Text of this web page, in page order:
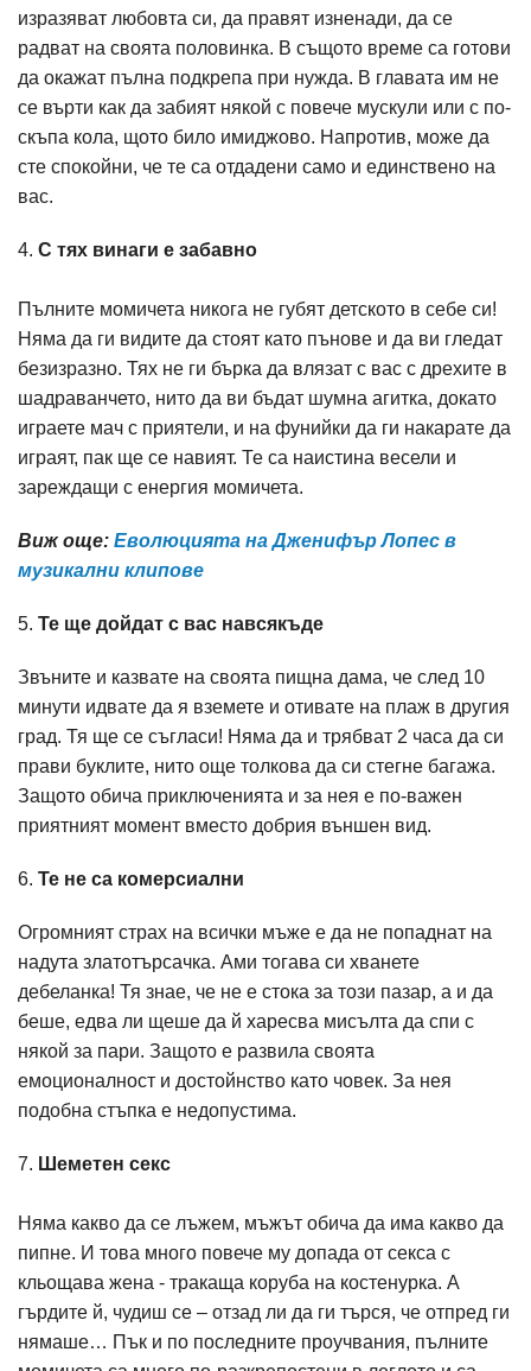
изразяват любовта си, да правят изненади, да се
радват на своята половинка. В същото време са готови
да окажат пълна подкрепа при нужда. В главата им не
се върти как да забият някой с повече мускули или с по-
скъпа кола, щото било имиджово. Напротив, може да
сте спокойни, че те са отдадени само и единствено на
вас.
4. С тях винаги е забавно
Пълните момичета никога не губят детското в себе си!
Няма да ги видите да стоят като пънове и да ви гледат
безизразно. Тях не ги бърка да влязат с вас с дрехите в
шадраванчето, нито да ви бъдат шумна агитка, докато
играете мач с приятели, и на фунийки да ги накарате да
играят, пак ще се навият. Те са наистина весели и
зареждащи с енергия момичета.
Виж още: Eволюцията на Дженифър Лопес в
музикални клипове
5. Те ще дойдат с вас навсякъде
Звъните и казвате на своята пищна дама, че след 10
минути идвате да я вземете и отивате на плаж в другия
град. Тя ще се съгласи! Няма да и трябват 2 часа да си
прави буклите, нито още толкова да си стегне багажа.
Защото обича приключенията и за нея е по-важен
приятният момент вместо добрия външен вид.
6. Те не са комерсиални
Огромният страх на всички мъже е да не попаднат на
надута златотърсачка. Ами тогава си хванете
дебеланка! Тя знае, че не е стока за този пазар, а и да
беше, едва ли щеше да й харесва мисълта да спи с
някой за пари. Защото е развила своята
емоционалност и достойнство като човек. За нея
подобна стъпка е недопустима.
7. Шеметен секс
Няма какво да се лъжем, мъжът обича да има какво да
пипне. И това много повече му допада от секса с
кльощава жена - тракаща коруба на костенурка. А
гърдите й, чудиш се – отзад ли да ги търся, че отпред ги
нямаше… Пък и по последните проучвания, пълните